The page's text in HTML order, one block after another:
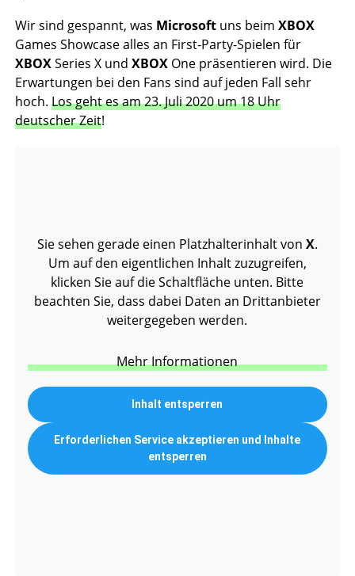
Wir sind gespannt, was Microsoftuns beim XBOX
Games Showcase alles an First-Party-Spielen für
XBOXSeries X und XBOXOne präsentieren wird. Die
Erwartungen bei den Fans sind auf jeden Fall sehr
hoch. Los geht es am 23. Juli 2020 um 18 Uhr
deutscher Zeit!
Sie sehen gerade einen Platzhalterinhalt von X.
Um auf den eigentlichen Inhalt zuzugreifen,
klicken Sie auf die Schaltfläche unten. Bitte
beachten Sie, dass dabei Daten an Drittanbieter
weitergegeben werden.
Mehr Informationen
Inhalt entsperren
Erforderlichen Service akzeptieren und Inhalte
entsperren